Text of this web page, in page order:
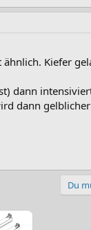
Kiefer
dann
dann
Du